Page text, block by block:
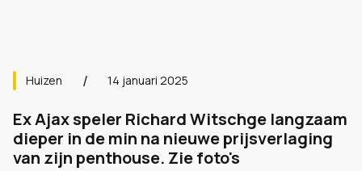
Huizen 14 januari 2025
Ex Ajax speler Richard Witschge langzaam
dieper in de min na nieuwe prijsverlaging
van zijn penthouse. Zie foto's